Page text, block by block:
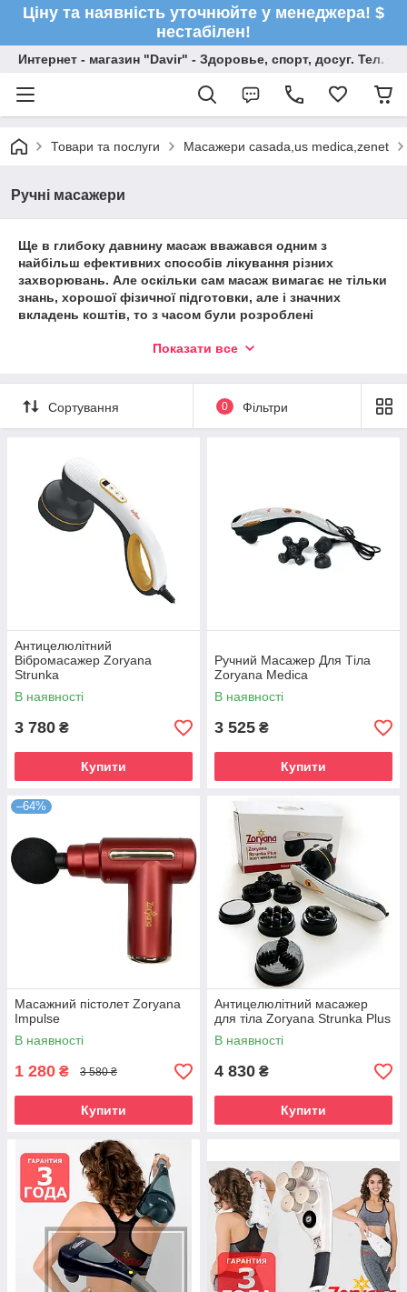
Ціну та наявність уточнюйте у менеджера! $
нестабілен!
Интернет - магазин "Davir" - Здоровье, спорт, досуг. Тел.
Товари та послуги Масажери casada,us medica,zenet
Ручні масажери
Ще в глибоку давнину масаж вважався одним з
найбільш ефективних способів лікування різних
захворювань. Але оскільки сам масаж вимагає не тільки
знань, хорошої фізичної підготовки, але і значних
вкладень коштів, то з часом були розроблені
пристосування для полегшення своєї праці і зручності
пристосування перетворилися у сучасні масажери.
Показати все
Сортування 0 Фільтри
Антицелюлітний
Вібромасажер Zoryana
Strunka
В наявності
3 780 ₴
Купити
Ручний Масажер Для Тіла
Zoryana Medica
В наявності
3 525 ₴
Купити
–64%
Масажний пістолет Zoryana
Impulse
В наявності
1 280 ₴ 3 580 ₴
Купити
Антицелюлітний масажер
для тіла Zoryana Strunka Plus
В наявності
4 830 ₴
Купити